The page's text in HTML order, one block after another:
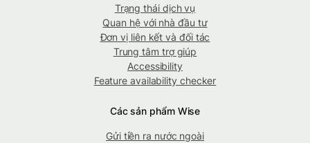
Trạng thái dịch vụ
Quan hệ với nhà đầu tư
Đơn vị liên kết và đối tác
Trung tâm trợ giúp
Accessibility
Feature availability checker
Các sản phẩm Wise
Gửi tiền ra nước ngoài